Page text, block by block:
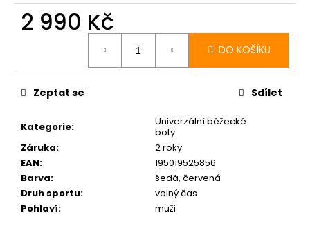
2 990 Kč
DO KOŠÍKU
Kategorie:
Univerzální běžecké
boty
Záruka:
2 roky
EAN:
195019525856
Barva:
šedá, červená
Druh sportu:
volný čas
Pohlaví: muži
Zeptat se Sdílet
PRO
MATRYX
399
Kč